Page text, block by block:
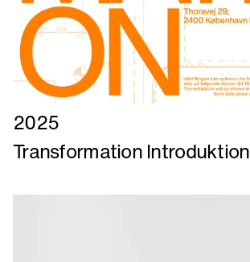
Læs
mere
om
Introduktion
2025
Transformation Introduktion